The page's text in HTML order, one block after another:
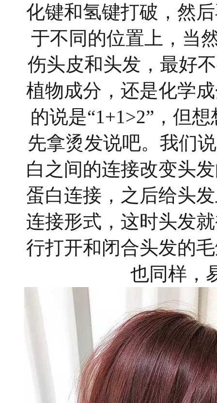
化键和氢键打破，然
于不同的位置上，当
伤头皮和头发，最好
植物成分，还是化学
的说是“1+1>2”，但
先拿烫发说吧。我们
白之间的连接改变头
蛋白连接，之后给头
连接形式， 这时头发
行打开和闭合头发的
也同样，